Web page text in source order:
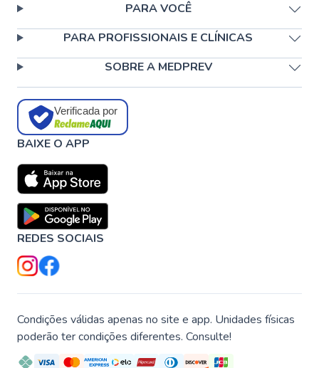
PARA VOCÊ
PARA PROFISSIONAIS E CLÍNICAS
SOBRE A MEDPREV
Verificada por
BAIXE O APP
REDES SOCIAIS
Condições válidas apenas no site e app. Unidades físicas
poderão ter condições diferentes. Consulte!